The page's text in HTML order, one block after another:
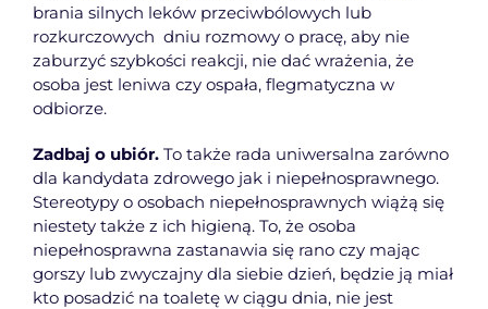
brania silnych leków przeciwbólowych lub
rozkurczowych dniu rozmowy o pracę, aby nie
zaburzyć szybkości reakcji, nie dać wrażenia, że
osoba jest leniwa czy ospała, flegmatyczna w
odbiorze.
Zadbaj o ubiór. To także rada uniwersalna zarówno
dla kandydata zdrowego jak i niepełnosprawnego.
Stereotypy o osobach niepełnosprawnych wiążą się
niestety także z ich higieną. To, że osoba
niepełnosprawna zastanawia się rano czy mając
gorszy lub zwyczajny dla siebie dzień, będzie ją miał
kto posadzić na toaletę w ciągu dnia, nie jest